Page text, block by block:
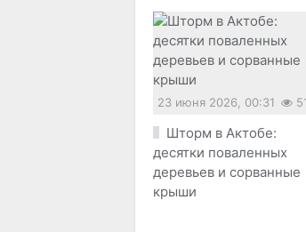
23 июня 2026, 00:31
Шторм в Актобе:
десятки поваленных
деревьев и сорванные
крыши